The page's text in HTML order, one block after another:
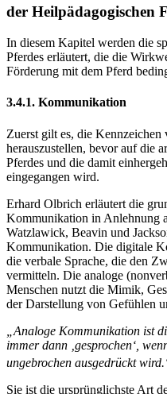
3.4. Die Besonderheiten
der Heilpädagogischen
In diesem Kapitel werden die
Förderung mit dem Pferd
3.4.1. Kommunikation
Zuerst gilt es, die
herauszustellen, bevor auf die
eingegangen wird.
Erhard Olbrich erläutert die
Kommunikation in Anlehnung
Watzlawick, Beavin und
Kommunikation. Die digitale
die verbale Sprache, die den
vermitteln. Die analoge
der Darstellung von Gefühlen
„Analoge Kommunikation ist
immer dann ‚gesprochen‘,
ungebrochen ausgedrückt